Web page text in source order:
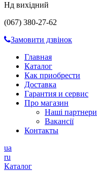
Нд вихідний
(067) 380-27-62
Замовити дзвінок
Главная
Каталог
Как приобрести
Доставка
Гарантия и сервис
Про магазин
Наші партнери
Вакансії
Контакты
ua
ru
Каталог